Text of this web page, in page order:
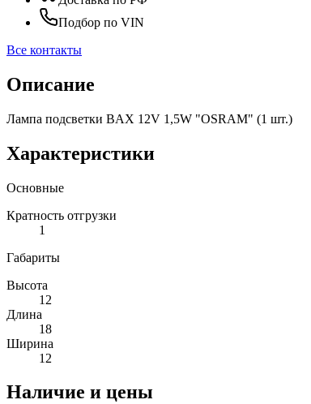
Подбор по VIN
Все контакты
Описание
Лампа подсветки BAX 12V 1,5W "OSRAM" (1 шт.)
Характеристики
Основные
Кратность отгрузки
1
Габариты
Высота
12
Длина
18
Ширина
12
Наличие и цены